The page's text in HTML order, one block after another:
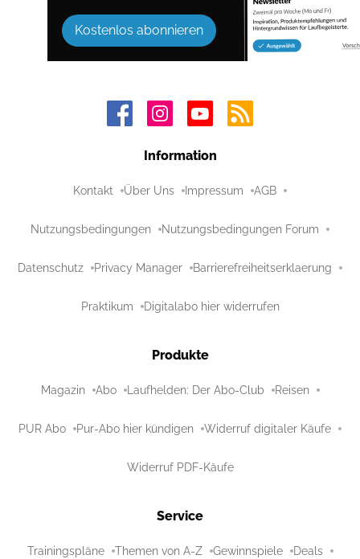
Kostenlos abonnieren
Information
Kontakt Über Uns Impressum AGB
Nutzungsbedingungen Nutzungsbedingungen Forum
Datenschutz Privacy Manager Barrierefreiheitserklaerung
Praktikum Digitalabo hier widerrufen
Produkte
Magazin Abo Laufhelden: Der Abo-Club Reisen
PUR Abo Pur-Abo hier kündigen Widerruf digitaler Käufe
Widerruf PDF-Käufe
Service
Trainingspläne Themen von A-Z Gewinnspiele Deals